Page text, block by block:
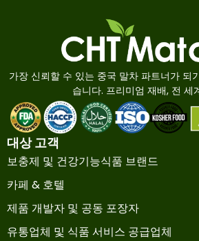
가장 신뢰할 수 있는 중국 말차 파트너가 되
습니다. 프리미엄 재배, 전 세
대상 고객
보충제 및 건강기능식품 브랜드
카페 & 호텔
제품 개발자 및 공동 포장자
유통업체 및 식품 서비스 공급업체